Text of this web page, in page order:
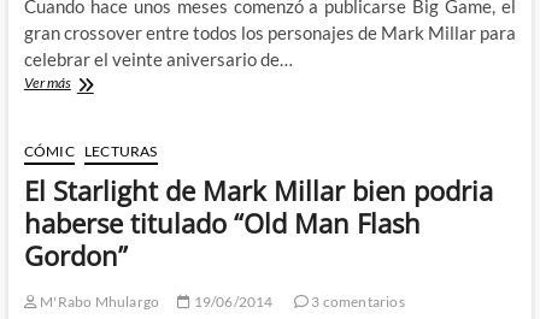
Cuando hace unos meses comenzó a publicarse Big Game, el
gran crossover entre todos los personajes de Mark Millar para
celebrar el veinte aniversario de…
Ver másBig
Millar
y
Larraz
celebran
por
todo
grande
CÓMIC LECTURAS
El Starlight de Mark Millar bien podria
haberse titulado “Old Man Flash
Gordon”
M'Rabo Mhulargo 19/06/2014
3 comentarios